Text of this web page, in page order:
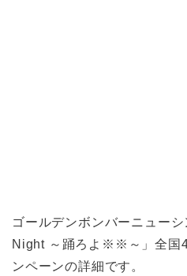
ゴールデンボンバーニュー
Night ～踊ろよ※※～」全国
ンペーンの詳細です。